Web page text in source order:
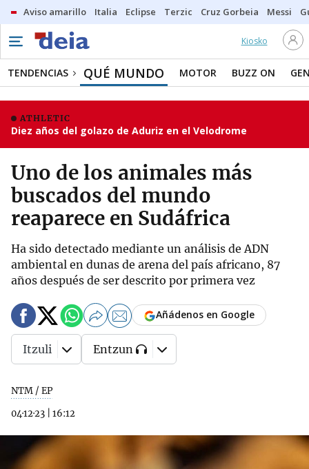
Aviso amarillo Italia Eclipse Terzic Cruz Gorbeia Messi
Kiosko
TENDENCIAS QUÉ MUNDO MOTOR BUZZ ON
ATHLETIC
Diez años del golazo de Aduriz en el Velodrome
Uno de los animales más
buscados del mundo
reaparece en Sudáfrica
Ha sido detectado mediante un análisis de ADN
ambiental en dunas de arena del país africano, 87
años después de ser descrito por primera vez
NTM / EP
04·12·23
16:12
Añádenos en Google
Itzuli Entzun